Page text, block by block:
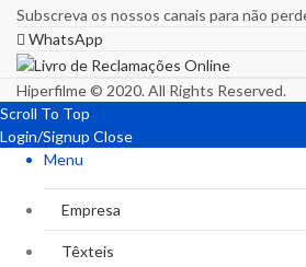
Subscreva os nossos canais para não
WhatsApp
Hiperfilme © 2020. All Rights Reserved.
Scroll To Top
Login/Signup Close
Menu
Empresa
Têxteis